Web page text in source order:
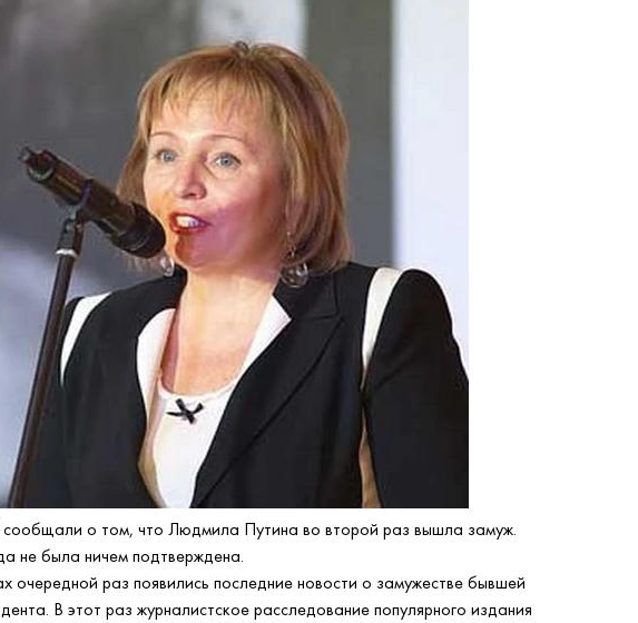
о том, что Людмила Путина во второй раз вышла замуж.
не была ничем подтверждена.
очередной раз появились последние новости о замужестве бывшей
В этот раз журналистское расследование популярного издания